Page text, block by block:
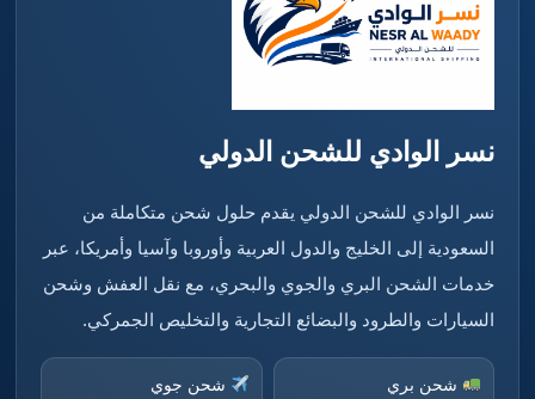
نسر الوادي للشحن الدولي
نسر الوادي للشحن الدولي يقدم حلول شحن متكاملة من
السعودية إلى الخليج والدول العربية وأوروبا وآسيا وأمريكا، عبر
خدمات الشحن البري والجوي والبحري، مع نقل العفش وشحن
السيارات والطرود والبضائع التجارية والتخليص الجمركي.
شحن بري شحن جوي